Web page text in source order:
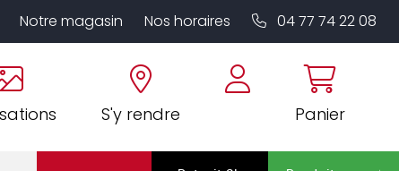
Notre magasin Nos horaires 04 77 74 22 08
S'y rendre Panier